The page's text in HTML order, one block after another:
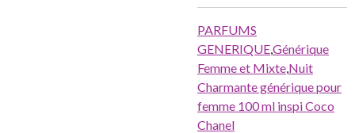
PARFUMS
GENERIQUE,Générique
Femme et Mixte,Nuit
Charmante générique pour
femme 100 ml inspi Coco
Chanel